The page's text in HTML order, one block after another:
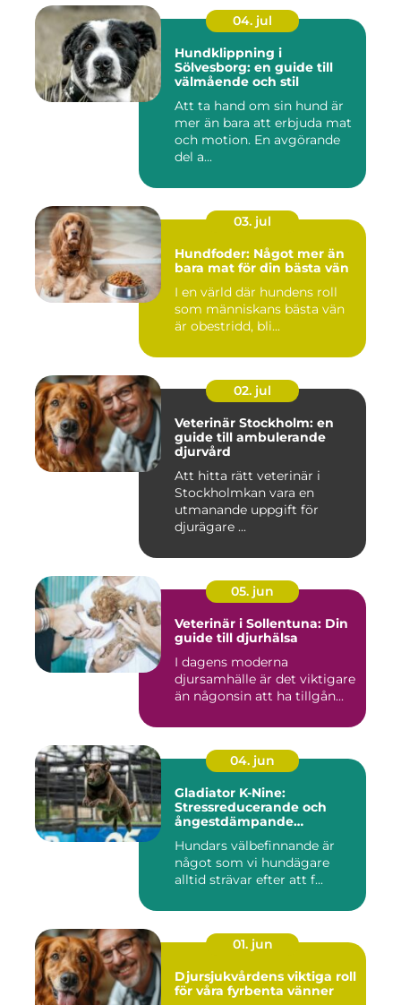
04. jul
Hundklippning i
Sölvesborg: en guide till
välmående och stil
Att ta hand om sin hund är
mer än bara att erbjuda mat
och motion. En avgörande
del a...
03. jul
Hundfoder: Något mer än
bara mat för din bästa vän
I en värld där hundens roll
som människans bästa vän
är obestridd, bli...
02. jul
Veterinär Stockholm: en
guide till ambulerande
djurvård
Att hitta rätt veterinär i
Stockholmkan vara en
utmanande uppgift för
djurägare ...
05. jun
Veterinär i Sollentuna: Din
guide till djurhälsa
I dagens moderna
djursamhälle är det viktigare
än någonsin att ha tillgån...
04. jun
Gladiator K-Nine:
Stressreducerande och
ångestdämpande
Hundars välbefinnande är
något som vi hundägare
alltid strävar efter att f...
01. jun
Djursjukvårdens viktiga roll
för våra fyrbenta vänner